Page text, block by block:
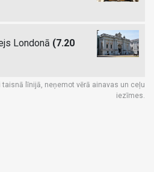
Londonā (7.20
līnijā, neņemot vērā ainavas un ceļu
iezīmes.